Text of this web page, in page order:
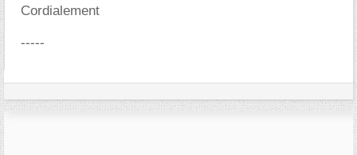
Cordialement
-----